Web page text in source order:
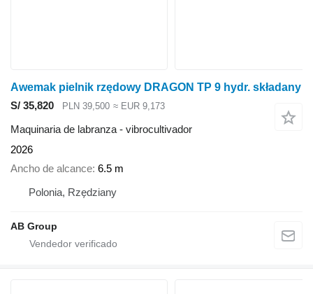
Awemak pielnik rzędowy DRAGON TP 9 hydr. składany
S/ 35,820
PLN 39,500 ≈ EUR 9,173
Maquinaria de labranza - vibrocultivador
2026
Ancho de alcance 6.5 m
Polonia, Rzędziany
AB Group